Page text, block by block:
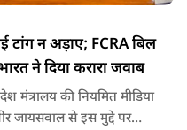
टांग न अड़ाए; FCRA बिल
ने दिया करारा जवाब
मंत्रालय की नियमित मीडिया
जायसवाल से इस मुद्दे पर